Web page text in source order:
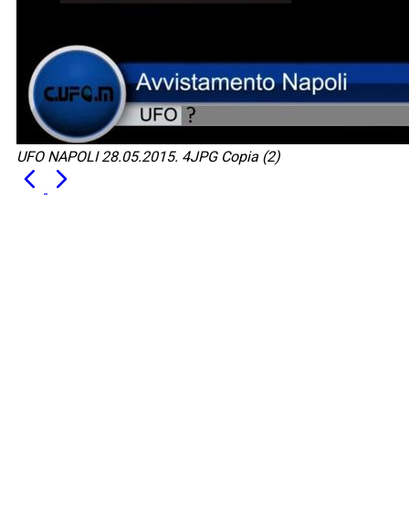
UFO NAPOLI 28.05.2015. 4JPG Copia (2)